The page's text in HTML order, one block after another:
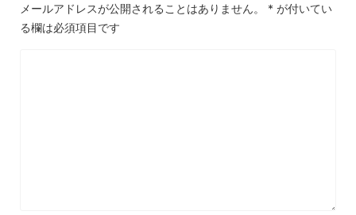
メールアドレスが公開されることはありません。 * が付いてい
る欄は必須項目です